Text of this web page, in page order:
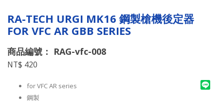
RA-TECH URGI MK16 鋼製槍機後定器
FOR VFC AR GBB SERIES
商品編號： RAG-vfc-008
NT$ 420
for VFC AR series
鋼製